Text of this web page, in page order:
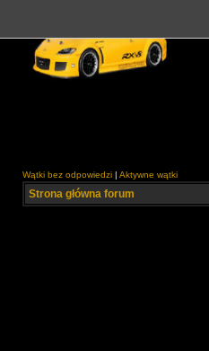
Wątki bez odpowiedzi | Aktywne wątki
Strona główna forum